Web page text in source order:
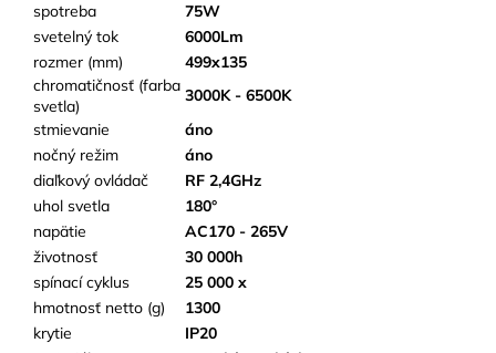
spotreba
75W
svetelný tok
6000Lm
rozmer (mm)
499x135
chromatičnosť (farba
svetla)
3000K - 6500K
stmievanie
áno
nočný režim
áno
diaľkový ovládač
RF 2,4GHz
uhol svetla
180°
napätie
AC170 - 265V
životnosť
30 000h
spínací cyklus
25 000 x
hmotnosť netto (g)
1300
krytie
IP20